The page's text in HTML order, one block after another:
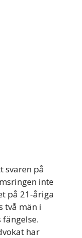
svaren på
inte
på 21-åriga
två män i
har